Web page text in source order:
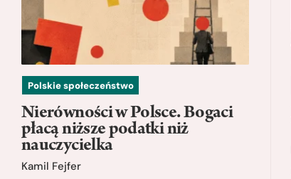
Polskie społeczeństwo
Nierówności w Polsce. Bogaci
płacą niższe podatki niż
nauczycielka
Kamil Fejfer